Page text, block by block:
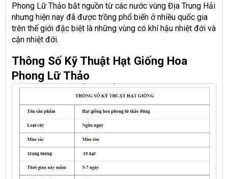
Phong Lữ Thảo bắt nguồn từ các nước vùng Địa Trung Hải
nhưng hiện nay đã được trồng phổ biến ở nhiều quốc gia
trên thế giới đặc biệt là những vùng có khí hậu nhiệt đới và
cận nhiệt đới.
Thông Số Kỹ Thuật Hạt Giống Hoa
Phong Lữ Thảo